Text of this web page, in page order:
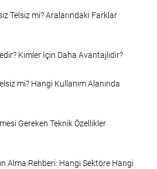
Telsiz mi? Aralarındaki Farklar
Kimler İçin Daha Avantajlıdır?
mi? Hangi Kullanım Alanında
Gereken Teknik Özellikler
Alma Rehberi: Hangi Sektöre Hangi